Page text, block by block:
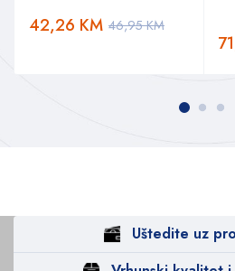
46,95KM
42,26 KM
Uštedite uz